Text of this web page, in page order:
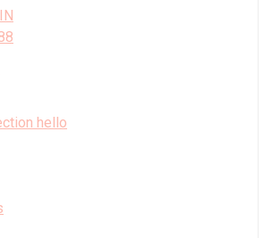
hello